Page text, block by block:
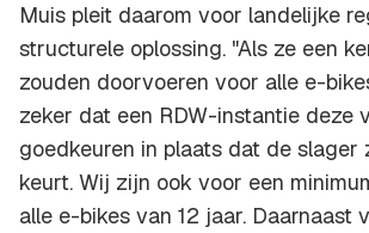
Muis pleit daarom voor landelijke
structurele oplossing. "Als ze een
zouden doorvoeren voor alle e-
zeker dat een RDW-instantie deze
goedkeuren in plaats dat de slager
keurt. Wij zijn ook voor een
alle e-bikes van 12 jaar. Daarnaast